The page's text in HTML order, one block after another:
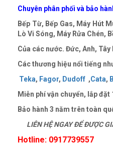
Chuyên phân phối và bảo
Bếp Từ, Bếp Gas, Máy Hút
Lò Vi Sóng, Máy Rửa Chén,
Của các nước. Đức, Anh, Tây
Các thương hiệu nổi tiếng
Teka, Fagor, Dudoff ,Cata,
Miễn phí vận chuyển, lắp đặt
Bảo hành 3 năm trên toàn
LIÊN HỆ NGAY ĐỂ ĐƯỢC
Hotline: 0917739557